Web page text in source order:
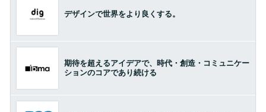
デザインで世界をより良くする。
期待を超えるアイデアで、時代・創造・コミュニケー
ションのコアであり続ける